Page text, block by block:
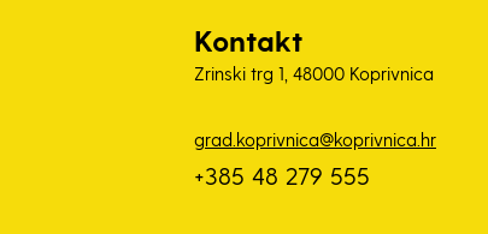
Kontakt
Zrinski trg 1, 48000 Koprivnica
grad.koprivnica@koprivnica.hr
+385 48 279 555